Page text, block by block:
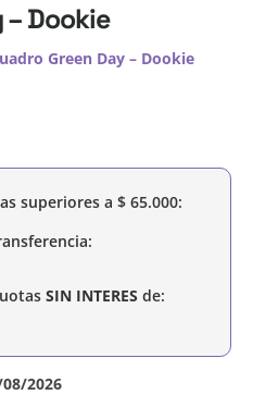
– Dookie
Green Day – Dookie
superiores a $ 65.000:
SIN INTERES de:
2026